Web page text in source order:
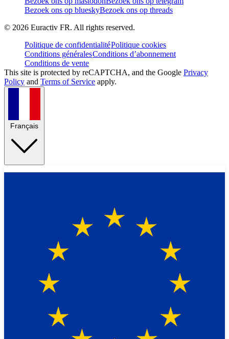
Bezoek ons op blueskyBezoek ons op threads
© 2026 Euractiv FR. All rights reserved.
Politique de confidentialitéPolitique cookies
Conditions généralesConditions d’abonnement
Conditions de vente
This site is protected by reCAPTCHA, and the Google Privacy
Policy and Terms of Service apply.
Français